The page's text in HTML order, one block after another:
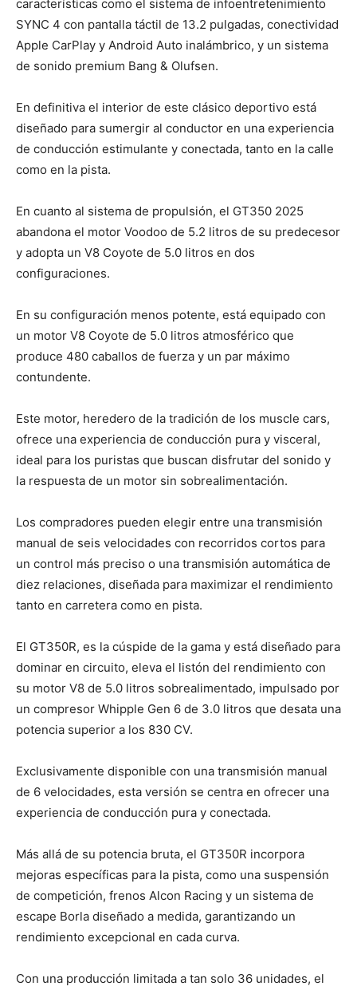
características como el sistema de infoentretenimiento
SYNC 4 con pantalla táctil de 13.2 pulgadas, conectividad
Apple CarPlay y Android Auto inalámbrico, y un sistema
de sonido premium Bang & Olufsen.
En definitiva el interior de este clásico deportivo está
diseñado para sumergir al conductor en una experiencia
de conducción estimulante y conectada, tanto en la calle
como en la pista.
En cuanto al sistema de propulsión, el GT350 2025
abandona el motor Voodoo de 5.2 litros de su predecesor
y adopta un V8 Coyote de 5.0 litros en dos
configuraciones.
En su configuración menos potente, está equipado con
un motor V8 Coyote de 5.0 litros atmosférico que
produce 480 caballos de fuerza y un par máximo
contundente.
Este motor, heredero de la tradición de los muscle cars,
ofrece una experiencia de conducción pura y visceral,
ideal para los puristas que buscan disfrutar del sonido y
la respuesta de un motor sin sobrealimentación.
Los compradores pueden elegir entre una transmisión
manual de seis velocidades con recorridos cortos para
un control más preciso o una transmisión automática de
diez relaciones, diseñada para maximizar el rendimiento
tanto en carretera como en pista.
El GT350R, es la cúspide de la gama y está diseñado para
dominar en circuito, eleva el listón del rendimiento con
su motor V8 de 5.0 litros sobrealimentado, impulsado por
un compresor Whipple Gen 6 de 3.0 litros que desata una
potencia superior a los 830 CV.
Exclusivamente disponible con una transmisión manual
de 6 velocidades, esta versión se centra en ofrecer una
experiencia de conducción pura y conectada.
Más allá de su potencia bruta, el GT350R incorpora
mejoras específicas para la pista, como una suspensión
de competición, frenos Alcon Racing y un sistema de
escape Borla diseñado a medida, garantizando un
rendimiento excepcional en cada curva.
Con una producción limitada a tan solo 36 unidades, el